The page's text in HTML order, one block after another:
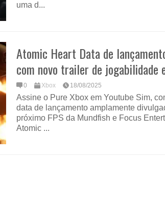
uma d...
Atomic Heart Data de
com novo trailer de jogabilidade
0 Xbox 18/08/2025
Assine o Pure Xbox em Youtube Sim,
data de lançamento amplamente
próximo FPS da Mundfish e Focus
Atomic ...